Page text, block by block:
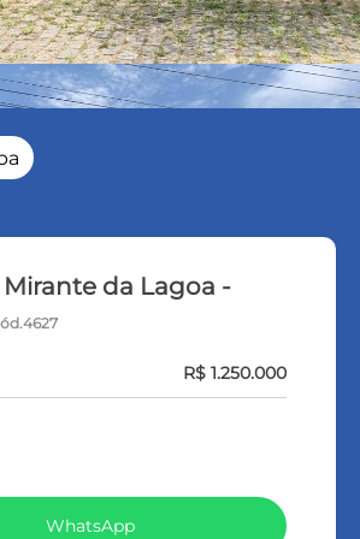
Mirante da Lagoa -
R$ 1.250.000
WhatsApp